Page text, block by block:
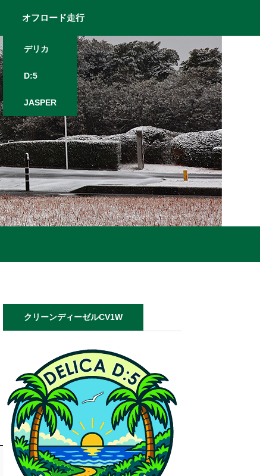
オフロード走行
クリーンディーゼルCV1W
デリカ
D:5
JASPER